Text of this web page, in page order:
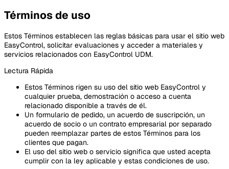
Términos de uso
Estos Términos establecen las reglas básicas para usar el sitio web
EasyControl, solicitar evaluaciones y acceder a materiales y
servicios relacionados con EasyControl UDM.
Lectura Rápida
Estos Términos rigen su uso del sitio web EasyControl y
cualquier prueba, demostración o acceso a cuenta
relacionado disponible a través de él.
Un formulario de pedido, un acuerdo de suscripción, un
acuerdo de socio o un contrato empresarial por separado
pueden reemplazar partes de estos Términos para los
clientes que pagan.
El uso del sitio web o servicio significa que usted acepta
cumplir con la ley aplicable y estas condiciones de uso.